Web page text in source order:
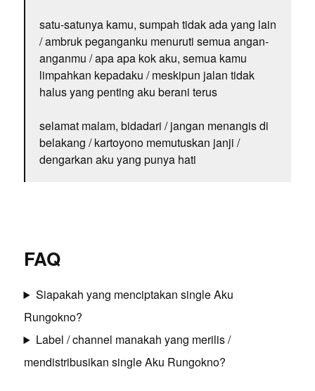
satu-satunya kamu, sumpah tidak ada yang lain
/ ambruk peganganku menuruti semua angan-
anganmu / apa apa kok aku, semua kamu
limpahkan kepadaku / meskipun jalan tidak
halus yang penting aku berani terus
selamat malam, bidadari / jangan menangis di
belakang / kartoyono memutuskan janji /
dengarkan aku yang punya hati
FAQ
Siapakah yang menciptakan single Aku
Rungokno?
Label / channel manakah yang merilis /
mendistribusikan single Aku Rungokno?